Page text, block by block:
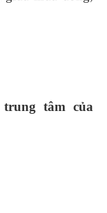
tâm của